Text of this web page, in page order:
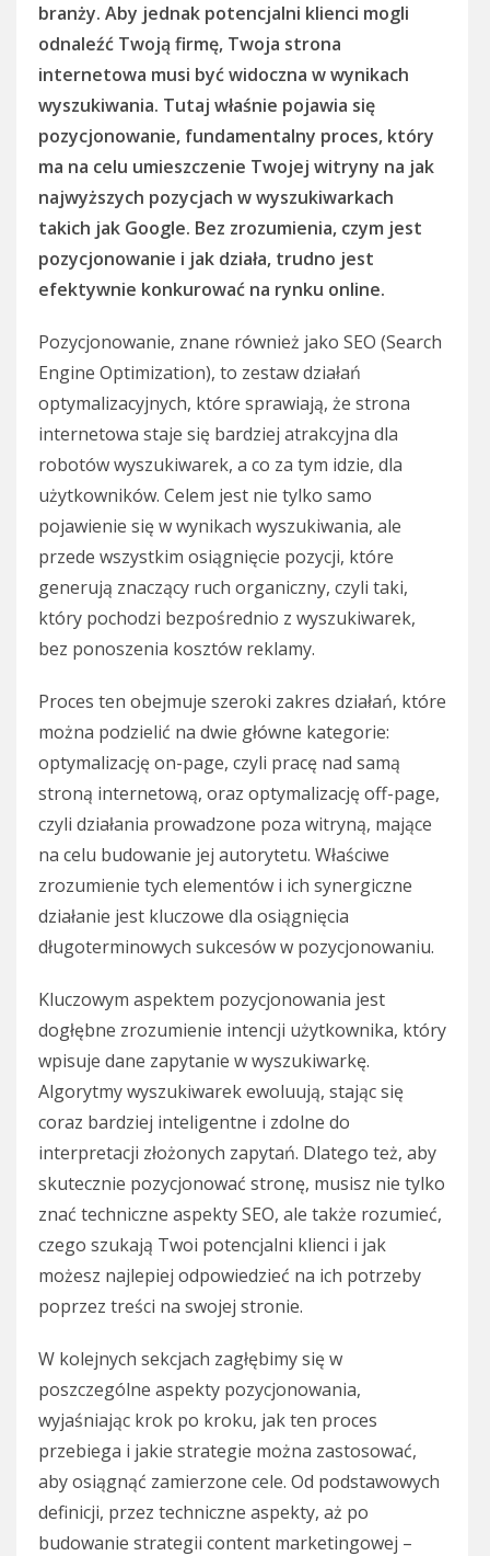
branży. Aby jednak potencjalni klienci mogli
odnaleźć Twoją firmę, Twoja strona
internetowa musi być widoczna w wynikach
wyszukiwania. Tutaj właśnie pojawia się
pozycjonowanie, fundamentalny proces, który
ma na celu umieszczenie Twojej witryny na jak
najwyższych pozycjach w wyszukiwarkach
takich jak Google. Bez zrozumienia, czym jest
pozycjonowanie i jak działa, trudno jest
efektywnie konkurować na rynku online.
Pozycjonowanie, znane również jako SEO (Search
Engine Optimization), to zestaw działań
optymalizacyjnych, które sprawiają, że strona
internetowa staje się bardziej atrakcyjna dla
robotów wyszukiwarek, a co za tym idzie, dla
użytkowników. Celem jest nie tylko samo
pojawienie się w wynikach wyszukiwania, ale
przede wszystkim osiągnięcie pozycji, które
generują znaczący ruch organiczny, czyli taki,
który pochodzi bezpośrednio z wyszukiwarek,
bez ponoszenia kosztów reklamy.
Proces ten obejmuje szeroki zakres działań, które
można podzielić na dwie główne kategorie:
optymalizację on-page, czyli pracę nad samą
stroną internetową, oraz optymalizację off-page,
czyli działania prowadzone poza witryną, mające
na celu budowanie jej autorytetu. Właściwe
zrozumienie tych elementów i ich synergiczne
działanie jest kluczowe dla osiągnięcia
długoterminowych sukcesów w pozycjonowaniu.
Kluczowym aspektem pozycjonowania jest
dogłębne zrozumienie intencji użytkownika, który
wpisuje dane zapytanie w wyszukiwarkę.
Algorytmy wyszukiwarek ewoluują, stając się
coraz bardziej inteligentne i zdolne do
interpretacji złożonych zapytań. Dlatego też, aby
skutecznie pozycjonować stronę, musisz nie tylko
znać techniczne aspekty SEO, ale także rozumieć,
czego szukają Twoi potencjalni klienci i jak
możesz najlepiej odpowiedzieć na ich potrzeby
poprzez treści na swojej stronie.
W kolejnych sekcjach zagłębimy się w
poszczególne aspekty pozycjonowania,
wyjaśniając krok po kroku, jak ten proces
przebiega i jakie strategie można zastosować,
aby osiągnąć zamierzone cele. Od podstawowych
definicji, przez techniczne aspekty, aż po
budowanie strategii content marketingowej –